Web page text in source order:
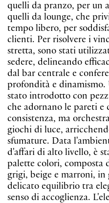
quelli da pranzo, per un
quelli da lounge, che
tempo libero, per
clienti. Per risolvere i
stretta, sono stati
sedere, delineando
dal bar centrale e
profondità e dinamismo.
stato introdotto con
che adornano le pareti e
consistenza, ma
giochi di luce,
sfumature. Data
d'affari di alto livello, è
palette colori, composta
grigi, beige e marroni, in
delicato equilibrio tra
senso di accoglienza.